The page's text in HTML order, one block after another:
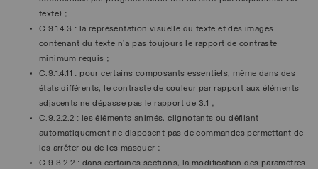
texte) ;
C.9.1.4.3 : la représentation visuelle du texte et des images
contenant du texte n’a pas toujours le rapport de contraste
minimum requis ;
C.9.1.4.11 : pour certains composants essentiels, même dans des
états différents, le contraste de couleur par rapport aux éléments
adjacents ne dépasse pas le rapport de 3:1 ;
C.9.2.2.2 : les éléments animés, clignotants ou défilant
automatiquement ne disposent pas de commandes permettant de
les arrêter ou de les masquer ;
C.9.3.2.2 : dans certaines sections, la modification des paramètres